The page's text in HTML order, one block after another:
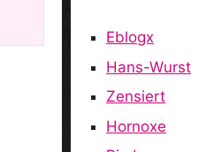
Eblogx
Hans-Wurst
Zensiert
Hornoxe